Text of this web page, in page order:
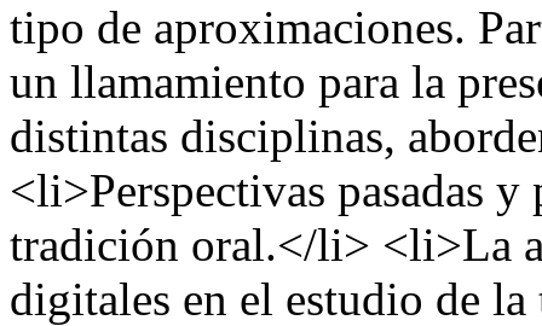
tipo de aproximaciones.
un llamamiento para la
distintas disciplinas,
<li>Perspectivas pasadas y
tradición oral.</li> <li>La
digitales en el estudio de